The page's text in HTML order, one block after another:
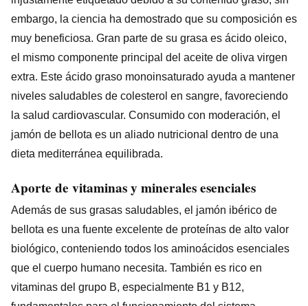
embargo, la ciencia ha demostrado que su composición es
muy beneficiosa. Gran parte de su grasa es ácido oleico,
el mismo componente principal del aceite de oliva virgen
extra. Este ácido graso monoinsaturado ayuda a mantener
niveles saludables de colesterol en sangre, favoreciendo
la salud cardiovascular. Consumido con moderación, el
jamón de bellota es un aliado nutricional dentro de una
dieta mediterránea equilibrada.
Aporte de vitaminas y minerales esenciales
Además de sus grasas saludables, el jamón ibérico de
bellota es una fuente excelente de proteínas de alto valor
biológico, conteniendo todos los aminoácidos esenciales
que el cuerpo humano necesita. También es rico en
vitaminas del grupo B, especialmente B1 y B12,